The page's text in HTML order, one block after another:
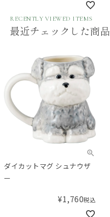
RECENTLY VIEWED ITEMS
最近チェックした商品
ダイカットマグ シュナウザ
ー
¥1,760税込